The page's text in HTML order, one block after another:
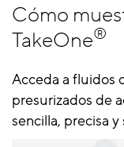
Cómo
TakeOne®
Acceda a fluidos
presurizados de
sencilla, precisa y